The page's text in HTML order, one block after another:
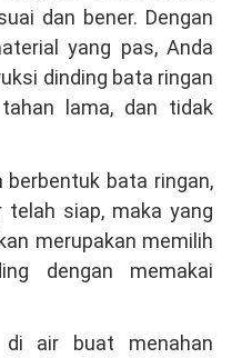
dan bener. Dengan
yang pas, Anda
dinding bata ringan
lama, dan tidak
bata ringan,
siap, maka yang
merupakan memilih
dengan memakai
di air buat menahan